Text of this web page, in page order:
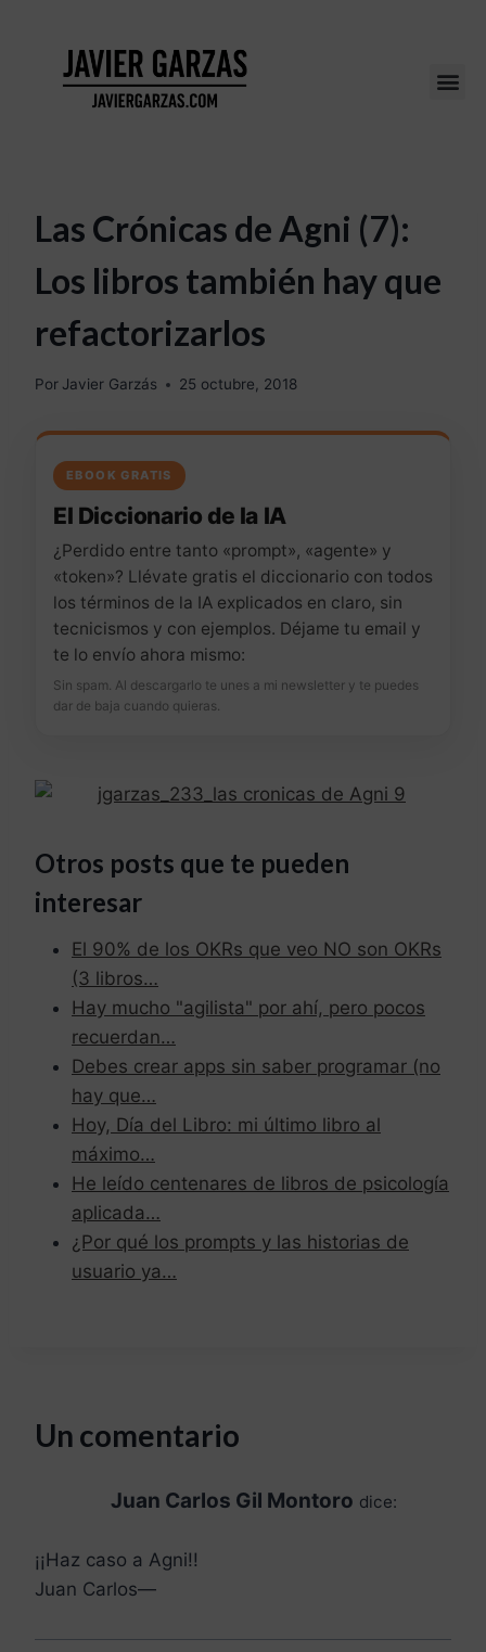
Las Crónicas de Agni (7):
Los libros también hay que
refactorizarlos
Por Javier Garzás 25 octubre, 2018
EBOOK GRATIS
El Diccionario de la IA
¿Perdido entre tanto «prompt», «agente» y
«token»? Llévate gratis el diccionario con todos
los términos de la IA explicados en claro, sin
tecnicismos y con ejemplos. Déjame tu email y
te lo envío ahora mismo:
Sin spam. Al descargarlo te unes a mi newsletter y te puedes
dar de baja cuando quieras.
Otros posts que te pueden
interesar
El 90% de los OKRs que veo NO son OKRs
(3 libros…
Hay mucho "agilista" por ahí, pero pocos
recuerdan…
Debes crear apps sin saber programar (no
hay que…
Hoy, Día del Libro: mi último libro al
máximo…
He leído centenares de libros de psicología
aplicada…
¿Por qué los prompts y las historias de
usuario ya…
Un comentario
Juan Carlos Gil Montoro dice:
¡¡Haz caso a Agni!!
Juan Carlos—